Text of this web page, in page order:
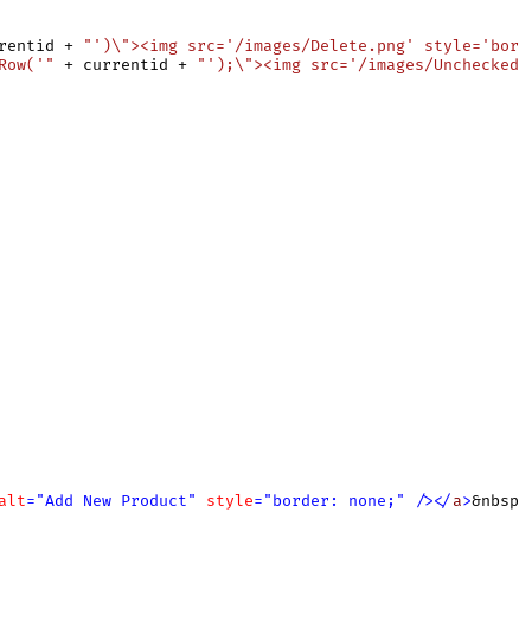
+ "')\"><img src='/images/Delete.png'
+ currentid + "'); \"><img src='/images/
alt="Add New Product" style="border: none; " /></a>